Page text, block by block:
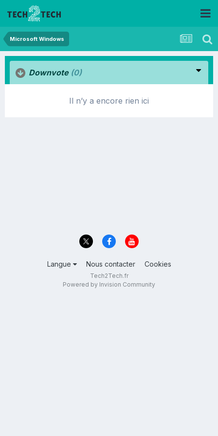
Microsoft Windows
Downvote (0)
Il n’y a encore rien ici
Langue Nous contacter Cookies
Tech2Tech.fr
Powered by Invision Community